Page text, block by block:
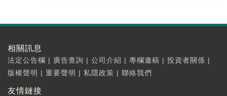
相關訊息
法定公告欄 | 廣告查詢 | 公司介紹 | 專欄邀稿 | 投資者關係 |
版權聲明 | 重要聲明 | 私隱政策 | 聯絡我們
友情鏈接